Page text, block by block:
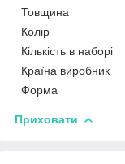
Товщина
Колір
Кількість в наборі
Країна виробник
Форма
Приховати